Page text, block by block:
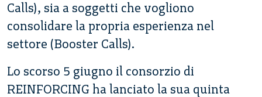
Calls), sia a soggetti che vogliono
consolidare la propria esperienza nel
settore (Booster Calls).
Lo scorso 5 giugno il consorzio di
REINFORCING ha lanciato la sua quinta